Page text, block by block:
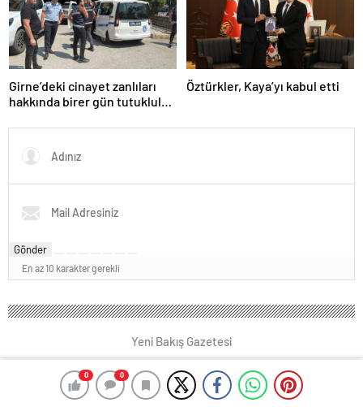
0 0
Girne’deki cinayet zanlıları
hakkında birer gün tutukluluk
Öztürkler, Kaya’yı kabul etti
Gönder
En az 10 karakter gerekli
Yeni Bakış Gazetesi